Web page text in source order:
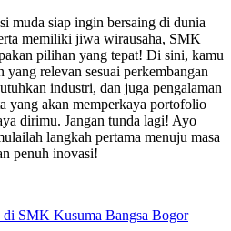
muda siap ingin bersaing di dunia
memiliki jiwa wirausaha, SMK
pilihan yang tepat! Di sini, kamu
yang relevan sesuai perkembangan
industri, dan juga pengalaman
yang akan memperkaya portofolio
dirimu. Jangan tunda lagi! Ayo
langkah pertama menuju masa
penuh inovasi!
SMK Kusuma Bangsa Bogor